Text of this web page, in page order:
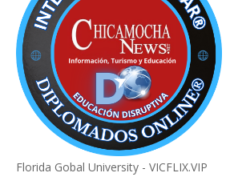
Florida Gobal University - VICFLIX.VIP